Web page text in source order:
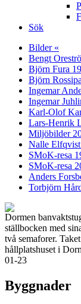
Sök
Bilder «
Bengt
Björn Fura
Björn
Ingemar
Ingemar
Karl-Olof
Lars-Henrik
Miljöbilder
Nalle
SMoK-resa
SMoK-resa
Anders
Torbjörn
Dormen
ställbocken med
två semaforer.
hållplatshuset i
01-23
Byggnader